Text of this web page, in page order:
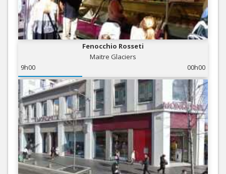
Fenocchio Rosseti
Maitre Glaciers
9h00
00h00